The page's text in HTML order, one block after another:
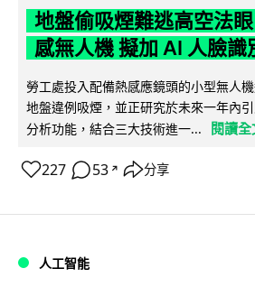
地盤偷吸煙難逃高空法
感無人機 擬加 AI 人臉識
勞工處投入配備熱感應鏡頭的小型無人
地盤違例吸煙，並正研究於未來一年內
分析功能，結合三大技術進一...
閱讀全
227 53 ↗ 分享
人工智能